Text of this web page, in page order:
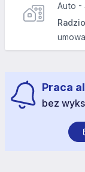
Auto -
Praca
bez